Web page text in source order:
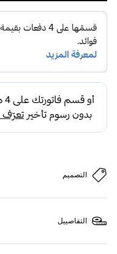
التصميم
التفاصييل